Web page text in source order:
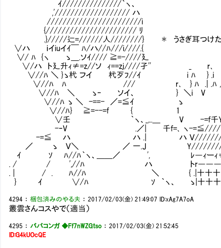
ｲ///////////////｀ヽ、
,'/////////////////// ハ
////////////////////////i
{/////////////////////// ﾘ
.}/////辷=//////人////////} ＊ うさぎ耳つけた女性が
∨ハ ｉイiuイｲ￣ ﾊ/ハ//ﾊ///i////.{
∨/ ﾊ {ヽ ゝ＿.ソｲ//// ≧=-////廴
∨/ハ ト廴升ｨ≠=z//ソ ｨ==zj////孑'' _ r､
∨//ﾊ ＼ }ゝ杙 フイ 杙歹ﾌ//ｲ i ﾊ } .i
∨//ﾊ ﾊ /// r､ } ﾊ .| .ﾊ
∨//ﾊ ＼ ゝ‐ ソイ、 } ＼i V
∨//ﾊ ゝ ＼ -==- ／=≦ｲ ゝ
∨//ﾊ} ≧=--=f { 1
∨壬 ｀ヽ、_,..＿ V -=f千
-‐V .／| 千f=､ ヽ-=≦////
-=≦ ハ ハ .| ハ Ｖ///////
／ ゝ Ｖ＼ ／ 一.J Y////////ﾊ
ｲ ｿ ﾊ//ﾊ｀ヽ、＿＿／ ', ﾚ―ｨーｨ
. / / ',//ﾊ ハ トr―――ｲ
. | / . ﾊ//ﾊ ＼ { .|十十十
} ｲ ∨/ﾊ ｿ ｀ヽ、 ゝ|十十十
4294 ：梱包済みのやる夫 ：2017/02/03(金) 21:49:07 ID:xAg7A7oA
叢雲さんコスやで（適当）
4295 ： ババコンガ ◆Ff7nWZGtso ：2017/02/03(金) 21:52:45
ID:G4kUOcQE